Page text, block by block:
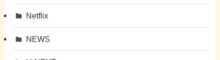
Netflix
NEWS